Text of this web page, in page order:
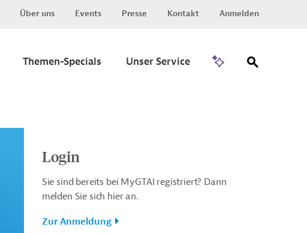
Über uns Events Presse Kontakt Anmelden
Themen-Specials Unser Service
Login
Sie sind bereits bei MyGTAI registriert? Dann
melden Sie sich hier an.
Zur Anmeldung